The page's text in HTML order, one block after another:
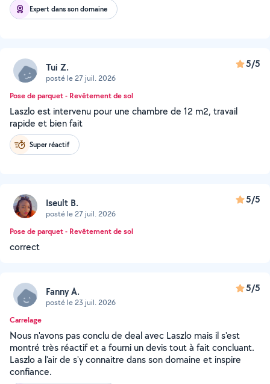
Expert dans son domaine
Tui Z.
posté le 27 juil. 2026
5/5
Pose de parquet - Revêtement de sol
Laszlo est intervenu pour une chambre de 12 m2, travail
rapide et bien fait
Super réactif
Iseult B.
posté le 27 juil. 2026
5/5
Pose de parquet - Revêtement de sol
correct
Fanny A.
posté le 23 juil. 2026
5/5
Carrelage
Nous n'avons pas conclu de deal avec Laszlo mais il s'est
montré très réactif et a fourni un devis tout à fait concluant.
Laszlo a l'air de s'y connaitre dans son domaine et inspire
confiance.